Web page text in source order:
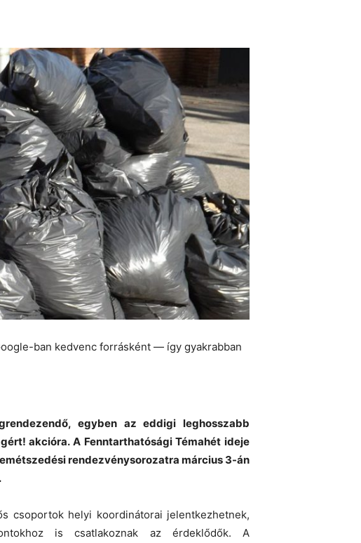
ban kedvenc forrásként — így gyakrabban
egyben az eddigi leghosszabb
akcióra. A Fenntarthatósági Témahét ideje
rendezvénysorozatra március 3-án
csoportok helyi koordinátorai jelentkezhetnek,
is csatlakoznak az érdeklődők. A